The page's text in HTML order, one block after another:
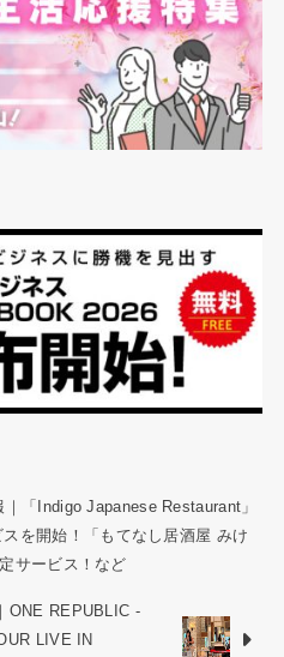
｜「Indigo Japanese Restaurant」
を開始！「もてなし居酒屋 みけ
サービス！など
ONE REPUBLIC -
LIVE IN